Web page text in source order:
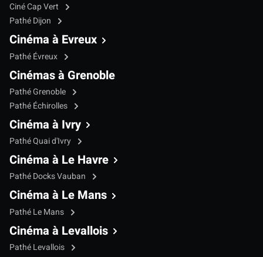
Ciné Cap Vert
Pathé Dijon
Cinéma à Evreux
Pathé Évreux
Cinémas à Grenoble
Pathé Grenoble
Pathé Échirolles
Cinéma à Ivry
Pathé Quai d'Ivry
Cinéma à Le Havre
Pathé Docks Vauban
Cinéma à Le Mans
Pathé Le Mans
Cinéma à Levallois
Pathé Levallois